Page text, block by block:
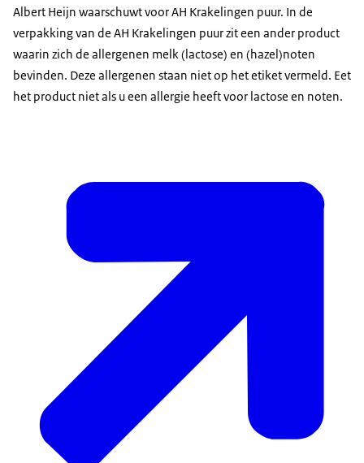
Albert Heijn waarschuwt voor AH Krakelingen puur. In de
verpakking van de AH Krakelingen puur zit een ander product
waarin zich de allergenen melk (lactose) en (hazel)noten
bevinden. Deze allergenen staan niet op het etiket vermeld. Eet
het product niet als u een allergie heeft voor lactose en noten.